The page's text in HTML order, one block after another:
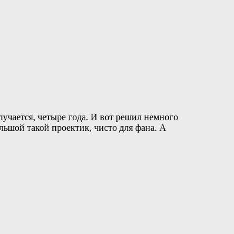
четыре года. И вот решил немного
такой проектик, чисто для фана. А